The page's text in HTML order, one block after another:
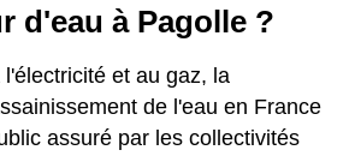
d'eau à Pagolle ?
et au gaz, la
de l'eau en France
assuré par les collectivités